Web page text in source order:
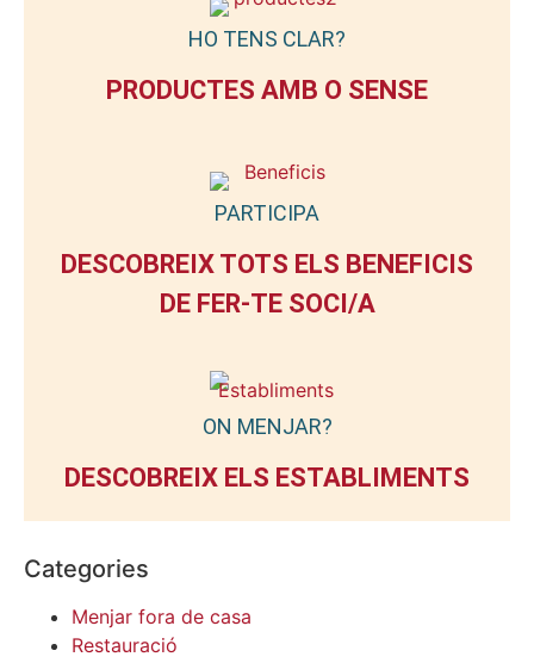
HO TENS CLAR?
PRODUCTES AMB O SENSE
PARTICIPA
DESCOBREIX TOTS ELS BENEFICIS
DE FER-TE SOCI/A
ON MENJAR?
DESCOBREIX ELS ESTABLIMENTS
Categories
Menjar fora de casa
Restauració